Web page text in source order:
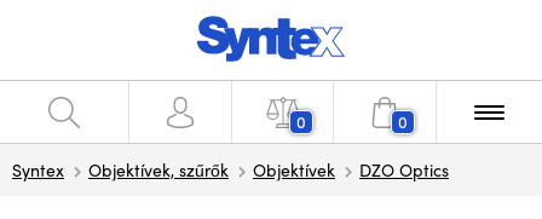
0 0
Syntex Objektívek, szűrők Objektívek DZO Optics